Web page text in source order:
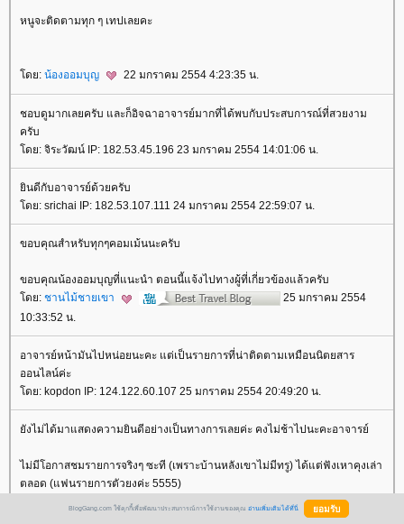
หนูจะติดตามทุก ๆ เทปเลยคะ
ดย: น้องออมบุญ 22 มกราคม 2554 4:23:35 น.
ชอบดูมากเลยครับ และก็อิจฉาอาจารย์มากที่ได้พบกับประสบการณ์ที่สวยงาม
ครับ
ดย: จิระวัฒน์ IP: 182.53.45.196 23 มกราคม 2554 14:01:06 น.
ินดีกับอาจารย์ด้วยครับ
ดย: srichai IP: 182.53.107.111 24 มกราคม 2554 22:59:07 น.
ขอบคุณสำหรับทุกๆคอมเม้นนะครับ
ขอบคุณน้องออมบุญที่แนะนำ ตอนนี้แจ้งไปทางผู้ที่เกี่ยวข้องแล้วครับ
ดย: ชานไม้ชายเขา
25 มกราคม 2554
10:33:52 น.
อาจารย์หน้ามันไปหน่อยนะคะ แต่เป็นรายการที่น่าติดตามเหมือนนิตยสาร
ออนไลน์ค่ะ
ดย: kopdon IP: 124.122.60.107 25 มกราคม 2554 20:49:20 น.
ังไม่ได้มาแสดงความยินดีอย่างเป็นทางการเลยค่ะ คงไม่ช้าไปนะคะอาจารย์
ไม่มีโอกาสชมรายการจริงๆ ซะที (เพราะบ้านหลังเขาไม่มีทรู) ได้แต่ฟังเหาคุงเล่า
ตลอด (แฟนรายการตัวยงค่ะ 5555)
เปิดชมวีดีโอหลายต่อหลายรอบแล้วค่ะ ถ้าอาจารย์ชานมีทำรวมเป็นแผ่นDVD ก็
BlogGang.com ใช้คุกกี้เพื่อพัฒนาประสบการณ์การใช้งานของคุณ อ่านเพิ่มเติมได้ที่นี่